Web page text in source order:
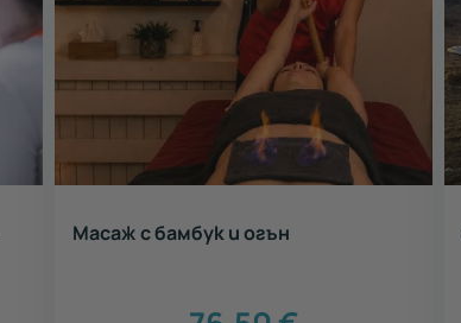
Масаж с бамбук и огън